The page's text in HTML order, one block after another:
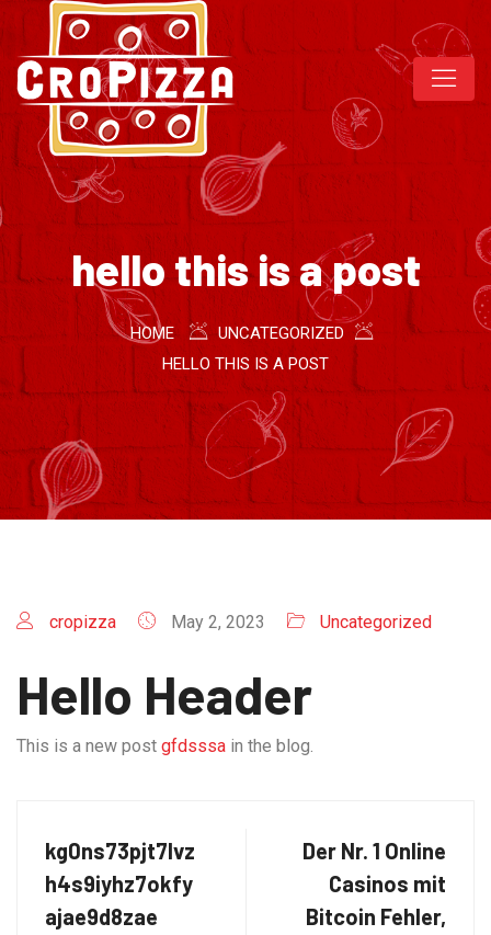
hello this is a post
HOME
UNCATEGORIZED
HELLO THIS IS A POST
cropizza May 2, 2023 Uncategorized
Hello Header
This is a new post gfdsssa in the blog.
kg0ns73pjt7lvz
h4s9iyhz7okfy
ajae9d8zae
Der Nr. 1 Online
Casinos mit
Bitcoin Fehler,